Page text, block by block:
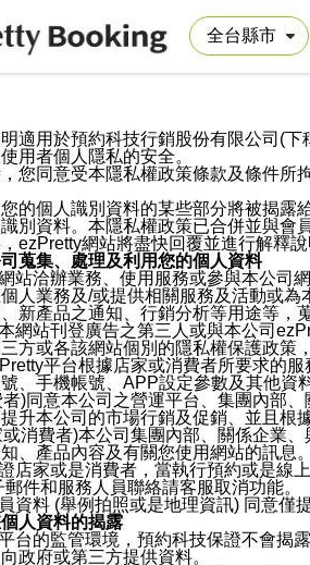
適用於預約科技行銷股份有限公司(
用者個人隱私的安全。
您同意受本隱私權政策條款及條件所
的個人識別資料的某些部分將被揭露
別資料。本隱私權政策已合併並與會
ezPretty網站將盡快回覆並進行解釋說
蒐集、處理及利用您的個人資料
站洽辦業務、使用服務或參與本公司
人業務及/或提供相關服務及活動或
新產品之通知、行銷分析等用途等，
網站刊登廣告之第三人或與本公司
方或各該網站個別的隱私權保護政策
平台根據店家或消費者所要求的
、手機帳號、APP設定參數及其他資
)同意本公司之營運平台、集團內部
升本公司的市場行銷及促銷、並且根
消費者)本公司集團內部、關係企業
、產品內容及有關您使用網站的訊息
店家或是消費者，當執行預約或是線
件和服務人員聯絡請客服取消功能。
資料 (舉例拍照或是地理資訊) 同意僅
人資料的揭露
台的監管環境，預約科技保證不會揭
政府或第三方提供資料。